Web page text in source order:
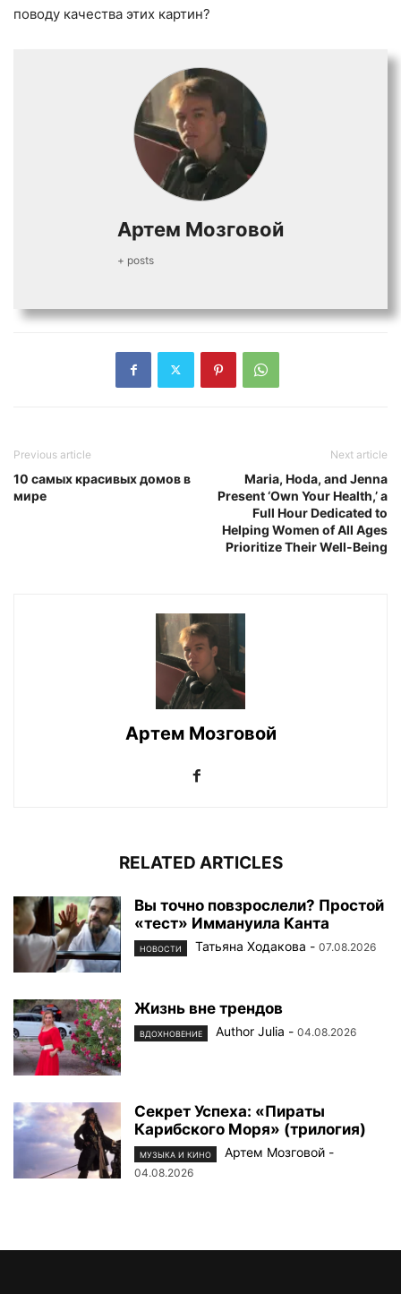
поводу качества этих картин?
Артем Мозговой
+ posts
Previous article
10 самых красивых домов в
мире
Next article
Maria, Hoda, and Jenna
Present ‘Own Your Health,’ a
Full Hour Dedicated to
Helping Women of All Ages
Prioritize Their Well-Being
Артем Мозговой
RELATED ARTICLES
Вы точно повзрослели? Простой
«тест» Иммануила Канта
НОВОСТИ Татьяна Ходакова - 07.08.2026
Жизнь вне трендов
ВДОХНОВЕНИЕ Author Julia - 04.08.2026
Секрет Успеха: «Пираты
Карибского Моря» (трилогия)
МУЗЫКА И КИНО Артем Мозговой -
04.08.2026